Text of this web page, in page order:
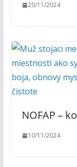
20/11/2024
NOFAP –
10/11/2024